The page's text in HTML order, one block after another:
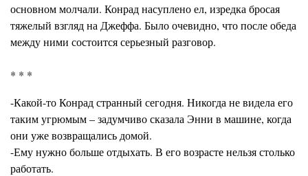
основном молчали. Конрад насуплено ел, изредка бросая
тяжелый взгляд на Джеффа. Было очевидно, что после обеда
между ними состоится серьезный разговор.
* * *
-Какой-то Конрад странный сегодня. Никогда не видела его
таким угрюмым – задумчиво сказала Энни в машине, когда
они уже возвращались домой.
-Ему нужно больше отдыхать. В его возрасте нельзя столько
работать.